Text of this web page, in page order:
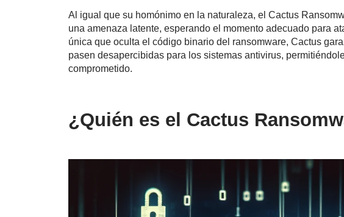
Al igual que su homónimo en la naturaleza, el Cactus
una amenaza latente, esperando el momento adecuado para
única que oculta el código binario del ransomware, Cactus
pasen desapercibidas para los sistemas antivirus,
comprometido.
¿Quién es el Cactus